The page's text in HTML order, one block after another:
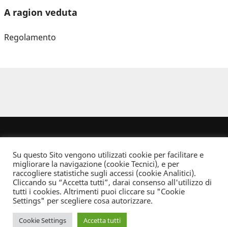
A ragion veduta
Regolamento
Dove non indicato altrimenti quest’opera è distribuita con Licenza
Creative Commons Attribuzione - Non commerciale - Non opere derivate 2.5 Italia
Informativa sulla privacy
Su questo Sito vengono utilizzati cookie per facilitare e
migliorare la navigazione (cookie Tecnici), e per
raccogliere statistiche sugli accessi (cookie Analitici).
Cliccando su “Accetta tutti”, darai consenso all'utilizzo di
tutti i cookies. Altrimenti puoi cliccare su "Cookie
Settings" per scegliere cosa autorizzare.
Cookie Settings Accetta tutti